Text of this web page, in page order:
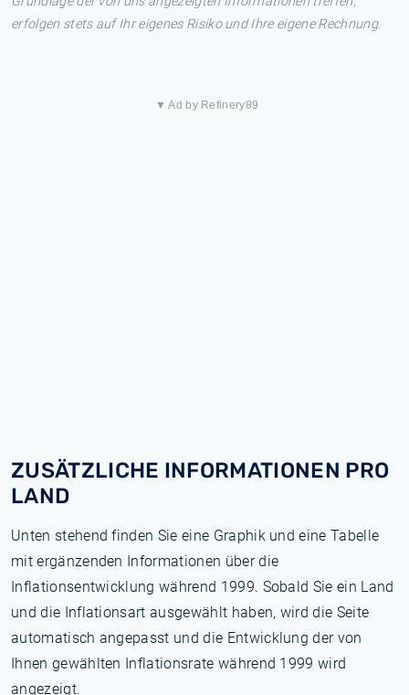
erfolgen stets auf Ihr eigenes Risiko und Ihre eigene Rechnung.
▼ Ad by Refinery89
ZUSÄTZLICHE INFORMATIONEN PRO
LAND
Unten stehend finden Sie eine Graphik und eine Tabelle
mit ergänzenden Informationen über die
Inflationsentwicklung während 1999. Sobald Sie ein Land
und die Inflationsart ausgewählt haben, wird die Seite
automatisch angepasst und die Entwicklung der von
Ihnen gewählten Inflationsrate während 1999 wird
angezeigt.